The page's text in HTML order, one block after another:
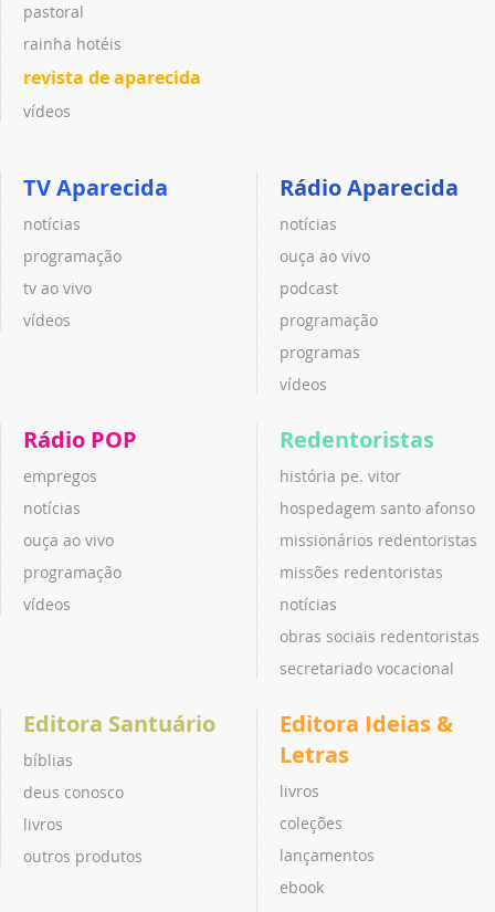
pastoral
rainha hotéis
revista de aparecida
vídeos
TV Aparecida
notícias
programação
tv ao vivo
vídeos
Rádio Aparecida
notícias
ouça ao vivo
podcast
programação
programas
vídeos
Rádio POP
empregos
notícias
ouça ao vivo
programação
vídeos
Redentoristas
história pe. vitor
hospedagem santo afonso
missionários redentoristas
missões redentoristas
notícias
obras sociais redentoristas
secretariado vocacional
Editora Santuário
bíblias
deus conosco
livros
outros produtos
Editora Ideias &
Letras
livros
coleções
lançamentos
ebook